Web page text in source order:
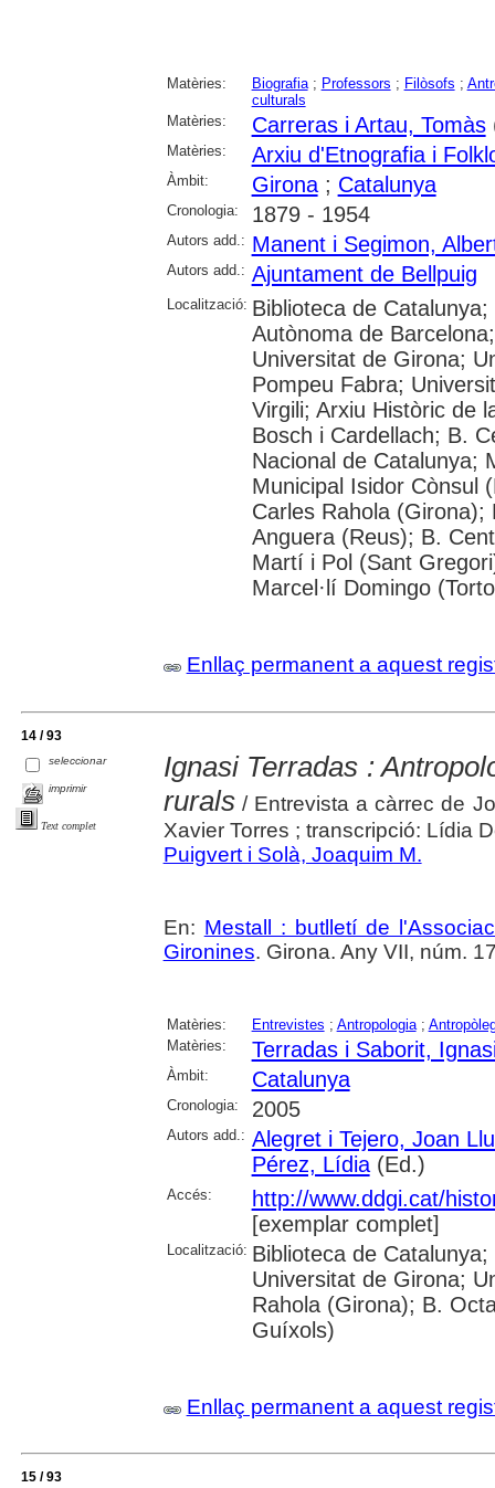
Matèries: Biografia; Professors ; Filòsofs ;
culturals
Matèries:
Carreras i Artau, Tomàs
Matèries: Arxiu d'Etnografia i
Àmbit: Girona; Catalunya
Cronologia: 1879 - 1954
Autors add.: Manent i Segimon,
Autors add.: Ajuntament de Bellpuig
Localització: Biblioteca de
Autònoma de
Universitat de Girona;
Pompeu Fabra;
Virgili; Arxiu Històric de
Bosch i Cardellach; B.
Nacional de Catalunya;
Municipal Isidor Cònsul
Carles Rahola
Anguera (Reus); B.
Martí i Pol (Sant
Marcel·lí Domingo
Enllaç permanent a aquest
14 / 93
seleccionar
imprimir
Text complet
Ignasi Terradas :
rurals/ Entrevista a càrrec de
Xavier Torres ; transcripció: Lídia
Puigvert i Solà, Joaquim M.
En: Mestall : butlletí de
Gironines. Girona. Any VII, núm.
Matèries: Entrevistes ; Antropologia;
Matèries:
Terradas i Saborit,
Àmbit: Catalunya
Cronologia: 2005
Autors add.: Alegret i Tejero, Joan
Pérez, Lídia(Ed.)
Accés:
http://www.ddgi.cat/
[exemplar complet]
Localització: Biblioteca de
Universitat de Girona;
Rahola (Girona); B.
Guíxols)
Enllaç permanent a aquest
15 / 93